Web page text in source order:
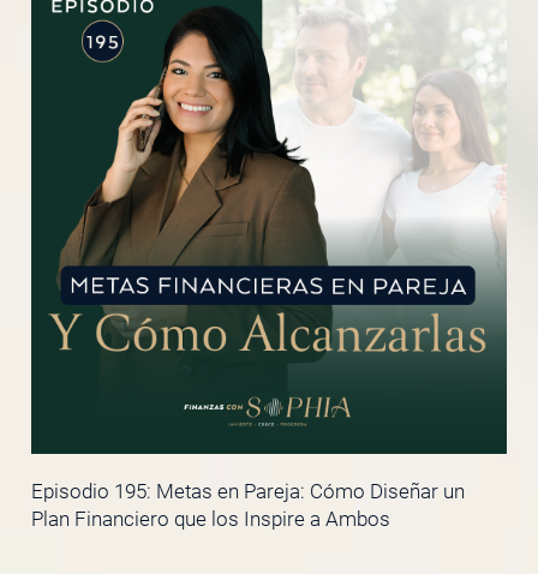
Episodio 195: Metas en Pareja: Cómo Diseñar un
Plan Financiero que los Inspire a Ambos